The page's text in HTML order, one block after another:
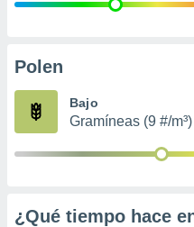
e
publicidad
Polen
Bajo
Gramíneas (9 #/m³)
¿Qué tiempo hace